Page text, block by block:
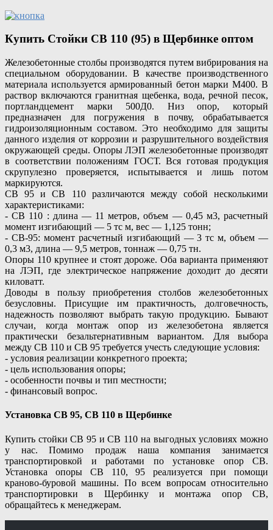
Купить Стойки СВ 110 (95) в Щербинке оптом
Железобетонные столбы производятся путем вибрирования на
специальном оборудовании. В качестве производственного
материала используется армированный бетон марки М400. В
раствор включаются гранитная щебенка, вода, речной песок,
портландцемент марки 500Д0. Низ опор, который
предназначен для погружения в почву, обрабатывается
гидроизоляционным составом. Это необходимо для защиты
данного изделия от коррозии и разрушительного воздействия
окружающей среды. Опоры ЛЭП железобетонные производят
в соответствии положениям ГОСТ. Вся готовая продукция
скрупулезно проверяется, испытывается и лишь потом
маркируются.
СВ 95 и СВ 110 различаются между собой несколькими
характеристиками:
- СВ 110 : длина — 11 метров, объем — 0,45 м3, расчетный
момент изгибающий — 5 тс м, вес — 1,125 тонн;
- СВ-95: момент расчетный изгибающий — 3 тс м, объем —
0,3 м3, длина — 9,5 метров, тоннаж — 0,75 тн.
Опоры 110 крупнее и стоят дороже. Оба варианта применяют
на ЛЭП, где электрическое напряжение доходит до десяти
киловатт.
Доводы в пользу приобретения столбов железобетонных
безусловны. Присущие им практичность, долговечность,
надежность позволяют выбрать такую продукцию. Бывают
случаи, когда монтаж опор из железобетона является
практически безальтернативным вариантом. Для выбора
между СВ 110 и СВ 95 требуется учесть следующие условия:
- условия реализации конкретного проекта;
- цель использования опоры;
- особенности почвы и тип местности;
- финансовый вопрос.
Установка СВ 95, СВ 110 в Щербинке
Купить стойки СВ 95 и СВ 110 на выгодных условиях можно
у нас. Помимо продаж наша компания занимается
транспортировкой и работами по установке опор СВ.
Установка опоры СВ 110, 95 реализуется при помощи
краново-буровой машины. По всем вопросам относительно
транспортировки в Щербинку и монтажа опор СВ,
обращайтесь к менеджерам.